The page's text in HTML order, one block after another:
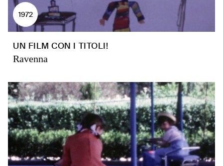
1972
UN FILM CON I TITOLI!
Ravenna